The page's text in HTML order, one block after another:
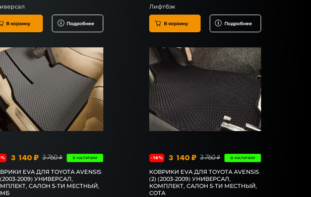
В корзину Подробнее
Лифтбэк
В корзину Подробнее
3 140 ₽ 3 760 ₽ В НАЛИЧИИ
EVA ДЛЯ TOYOTA AVENSIS
2009) УНИВЕРСАЛ,
САЛОН 5-ТИ МЕСТНЫЙ,
-16% 3 140 ₽ 3 760 ₽ В НАЛИЧИИ
КОВРИКИ EVA ДЛЯ TOYOTA AVENSIS
(2) (2003-2009) УНИВЕРСАЛ,
КОМПЛЕКТ, САЛОН 5-ТИ МЕСТНЫЙ,
СОТА